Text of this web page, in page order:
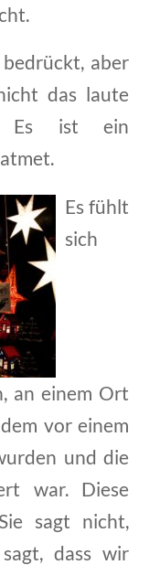
aber
das laute
Es ist ein
Es fühlt
sich
an einem Ort
vor einem
und die
war. Diese
sagt nicht,
dass wir